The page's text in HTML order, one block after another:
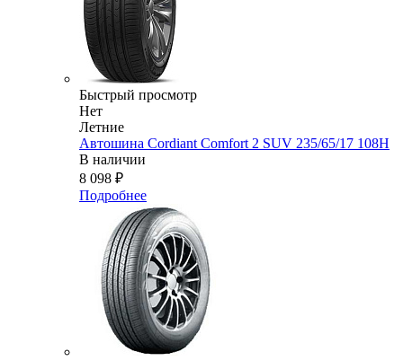
Быстрый просмотр
Нет
Летние
Автошина Cordiant Comfort 2 SUV 235/65/17 108H
В наличии
8 098 ₽
Подробнее